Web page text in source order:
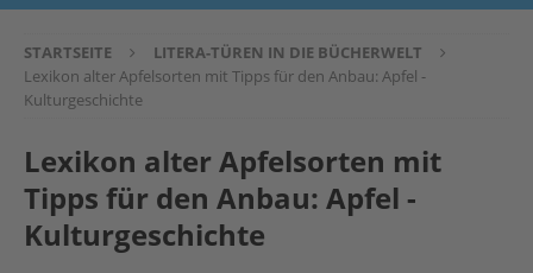
STARTSEITE
LITERA-TÜREN IN DIE BÜCHERWELT
Lexikon alter Apfelsorten mit Tipps für den Anbau: Apfel -
Kulturgeschichte
Lexikon alter Apfelsorten mit
Tipps für den Anbau: Apfel -
Kulturgeschichte